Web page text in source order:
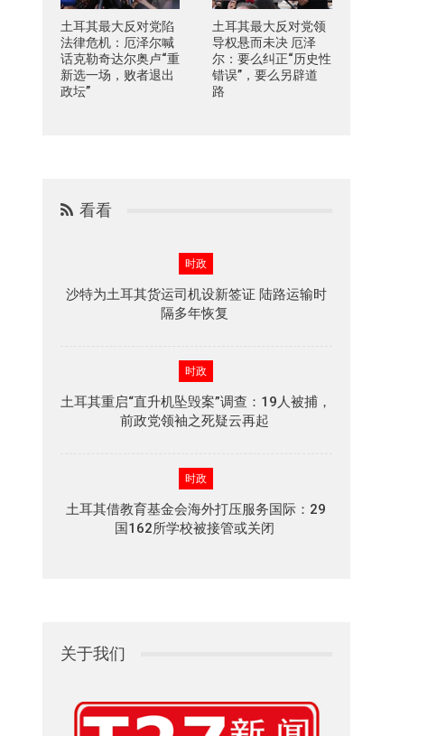
土耳其最大反对党陷
法律危机：厄泽尔喊
话克勒奇达尔奥卢“重
新选一场，败者退出
政坛”
土耳其最大反对党领
导权悬而未决 厄泽
尔：要么纠正“历史性
错误”，要么另辟道
路
看看
时政
沙特为土耳其货运司机设新签证 陆路运输时
隔多年恢复
时政
土耳其重启“直升机坠毁案”调查：19人被捕，
前政党领袖之死疑云再起
时政
土耳其借教育基金会海外打压服务国际：29
国162所学校被接管或关闭
关于我们